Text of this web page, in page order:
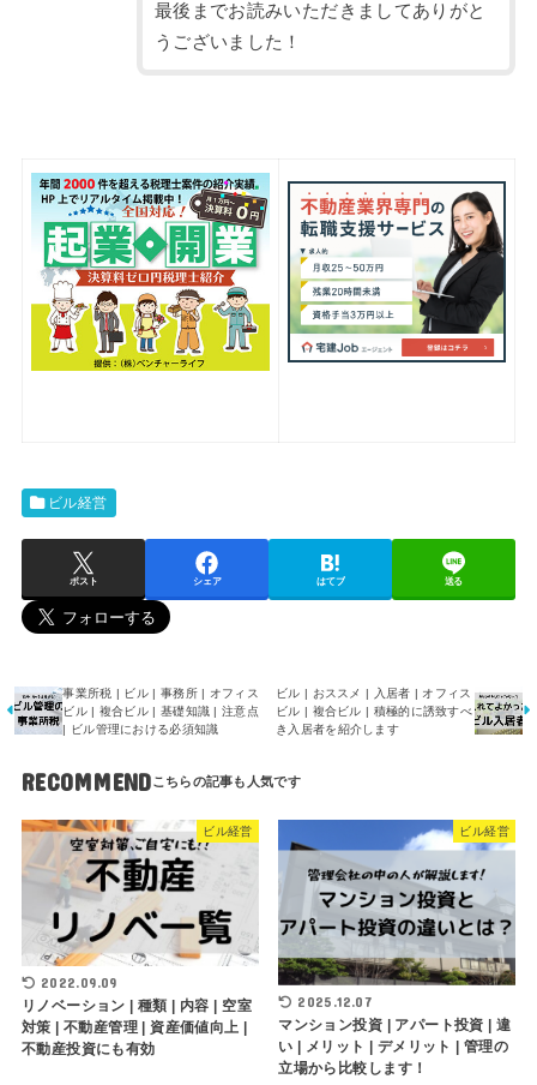
最後までお読みいただきましてありがと
うございました！
ビル経営
ポスト シェア はてブ 送る
事業所税 | ビル | 事務所 | オフィス
ビル | 複合ビル | 基礎知識 | 注意点
| ビル管理における必須知識
ビル | おススメ | 入居者 | オフィス
ビル | 複合ビル | 積極的に誘致すべ
き入居者を紹介します
RECOMMEND
ビル経営
2022.09.09
リノベーション | 種類 | 内容 | 空室
対策 | 不動産管理 | 資産価値向上 |
不動産投資にも有効
ビル経営
2025.12.07
マンション投資 | アパート投資 | 違
い | メリット | デメリット | 管理の
立場から比較します！